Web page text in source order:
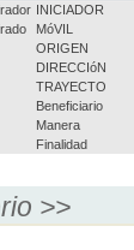
INICIADOR
MóVIL
ORIGEN
DIRECCIóN
TRAYECTO
Beneficiario
Manera
Finalidad
>>